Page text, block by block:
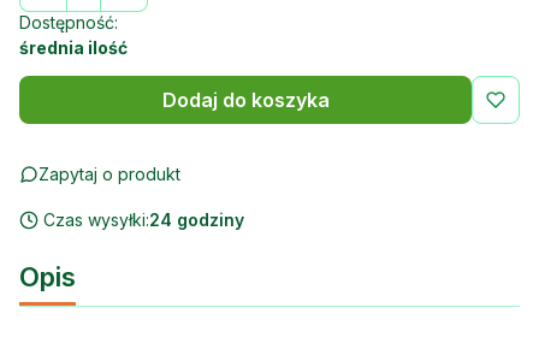
Dostępność:
średnia ilość
Dodaj do koszyka
Zapytaj o produkt
Czas wysyłki:24 godziny
Opis